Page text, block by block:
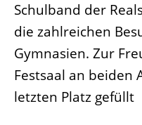
Schulband der
die zahlreichen
Gymnasien. Zur
Festsaal an beiden
letzten Platz gefüllt